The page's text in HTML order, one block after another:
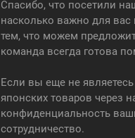
Спасибо, что посетили
насколько важно для
тем, что можем
команда всегда готова
Если вы еще не
японских товаров через
конфиденциальность
сотрудничество.